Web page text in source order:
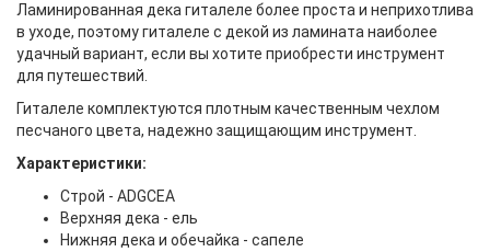
Ламинированная дека гиталеле более проста и неприхотлива
в уходе, поэтому гиталеле с декой из ламината наиболее
удачный вариант, если вы хотите приобрести инструмент
для путешествий.
Гиталеле комплектуются плотным качественным чехлом
песчаного цвета, надежно защищающим инструмент.
Характеристики:
Строй - ADGCEA
Верхняя дека - ель
Нижняя дека и обечайка - сапеле